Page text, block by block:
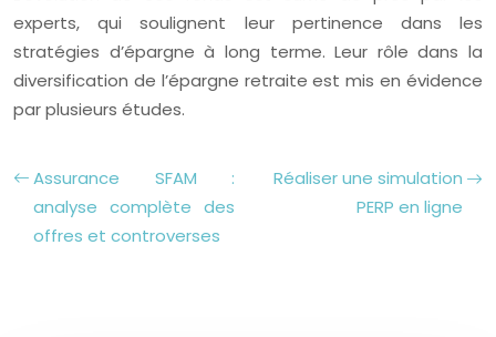
experts, qui soulignent leur pertinence dans les
stratégies d’épargne à long terme. Leur rôle dans la
diversification de l’épargne retraite est mis en évidence
par plusieurs études.
Assurance SFAM :
analyse complète des
offres et controverses
Réaliser une simulation
PERP en ligne